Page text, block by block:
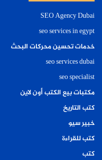
SEO Agency Dubai
seo services in egypt
خدمات تحسين محركات البحث
seo services dubai
seo specialist
مكتبات بيع الكتب أون لاين
كتب التاريخ
خبير سيو
كتب للقراءة
كتب